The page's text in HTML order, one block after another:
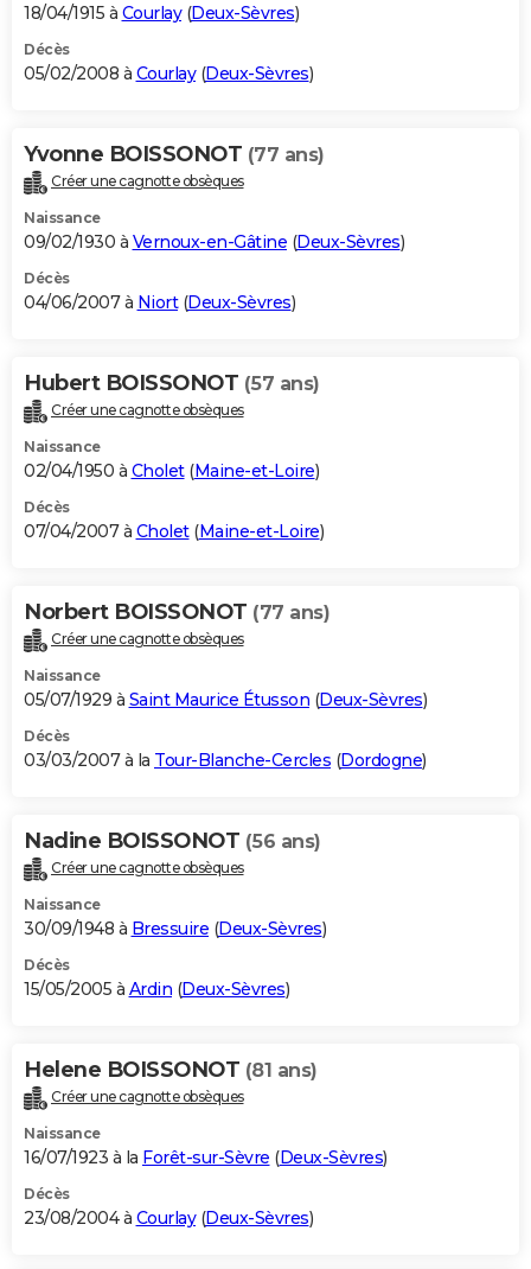
18/04/1915 à Courlay(Deux-Sèvres)
Décès
05/02/2008 à Courlay(Deux-Sèvres)
Yvonne BOISSONOT (77 ans)
Créer une cagnotte obsèques
Naissance
09/02/1930 à Vernoux-en-Gâtine (Deux-Sèvres)
Décès
04/06/2007 à Niort(Deux-Sèvres)
Hubert BOISSONOT (57 ans)
Créer une cagnotte obsèques
Naissance
02/04/1950 à Cholet(Maine-et-Loire)
Décès
07/04/2007 à Cholet(Maine-et-Loire)
Norbert BOISSONOT (77 ans)
Créer une cagnotte obsèques
Naissance
05/07/1929 à Saint Maurice Étusson (Deux-Sèvres)
Décès
03/03/2007 à la Tour-Blanche-Cercles (Dordogne)
Nadine BOISSONOT (56 ans)
Créer une cagnotte obsèques
Naissance
30/09/1948 à Bressuire (Deux-Sèvres)
Décès
15/05/2005 à Ardin (Deux-Sèvres)
Helene BOISSONOT (81 ans)
Créer une cagnotte obsèques
Naissance
16/07/1923 à la Forêt-sur-Sèvre (Deux-Sèvres)
Décès
23/08/2004 à Courlay(Deux-Sèvres)